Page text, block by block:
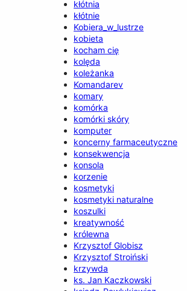
kłótnia
kłótnie
Kobiera_w_lustrze
kobieta
kocham cię
kolęda
koleżanka
Komandarev
komary
komórka
komórki skóry
komputer
koncerny farmaceutyczne
konsekwencja
konsola
korzenie
kosmetyki
kosmetyki naturalne
koszulki
kreatywność
królewna
Krzysztof Globisz
Krzysztof Stroiński
krzywda
ks. Jan Kaczkowski